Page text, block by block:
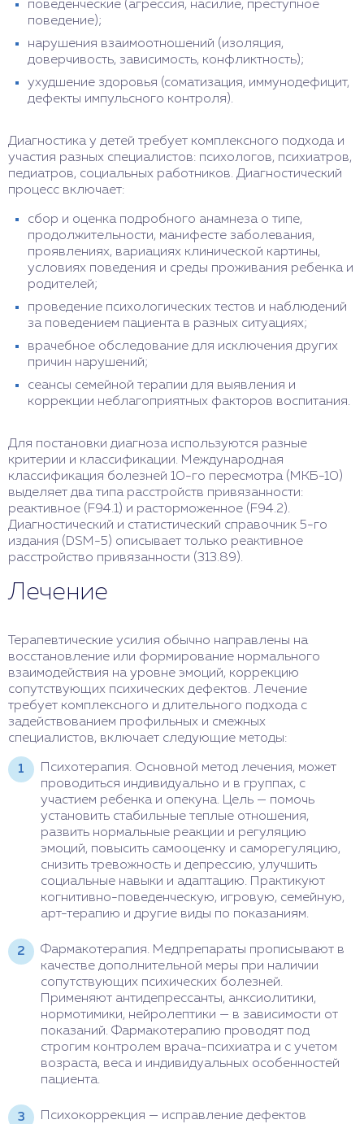
поведенческие (агрессия, насилие, преступное
поведение);
нарушения взаимоотношений (изоляция,
доверчивость, зависимость, конфликтность);
ухудшение здоровья (соматизация, иммунодефицит,
дефекты импульсного контроля).
Диагностика у детей требует комплексного подхода и
участия разных специалистов: психологов, психиатров,
педиатров, социальных работников. Диагностический
процесс включает:
сбор и оценка подробного анамнеза о типе,
продолжительности, манифесте заболевания,
проявлениях, вариациях клинической картины,
условиях поведения и среды проживания ребенка и
родителей;
проведение психологических тестов и наблюдений
за поведением пациента в разных ситуациях;
врачебное обследование для исключения других
причин нарушений;
сеансы семейной терапии для выявления и
коррекции неблагоприятных факторов воспитания.
Для постановки диагноза используются разные
критерии и классификации. Международная
классификация болезней 10-го пересмотра (МКБ-10)
выделяет два типа расстройств привязанности:
реактивное (F94.1) и расторможенное (F94.2).
Диагностический и статистический справочник 5-го
издания (DSM-5) описывает только реактивное
расстройство привязанности (313.89).
Лечение
Терапевтические усилия обычно направлены на
восстановление или формирование нормального
взаимодействия на уровне эмоций, коррекцию
сопутствующих психических дефектов. Лечение
требует комплексного и длительного подхода с
задействованием профильных и смежных
специалистов, включает следующие методы:
Психотерапия. Основной метод лечения, может
проводиться индивидуально и в группах, с
участием ребенка и опекуна. Цель — помочь
установить стабильные теплые отношения,
развить нормальные реакции и регуляцию
эмоций, повысить самооценку и саморегуляцию,
снизить тревожность и депрессию, улучшить
социальные навыки и адаптацию. Практикуют
когнитивно-поведенческую, игровую, семейную,
арт-терапию и другие виды по показаниям.
Фармакотерапия. Медпрепараты прописывают в
качестве дополнительной меры при наличии
сопутствующих психических болезней.
Применяют антидепрессанты, анксиолитики,
нормотимики, нейролептики — в зависимости от
показаний. Фармакотерапию проводят под
строгим контролем врача-психиатра и с учетом
возраста, веса и индивидуальных особенностей
пациента.
Психокоррекция — исправление дефектов